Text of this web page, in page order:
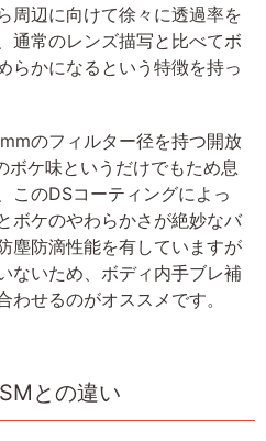
周辺に向けて徐々に透過率を
通常のレンズ描写と比べてボ
らかになるという特徴を持っ
のフィルター径を持つ開放
ボケ味というだけでもため息
このDSコーティングによっ
ボケのやわらかさが絶妙なバ
塵防滴性能を有していますが
ないため、ボディ内手ブレ補
せるのがオススメです。
との違い